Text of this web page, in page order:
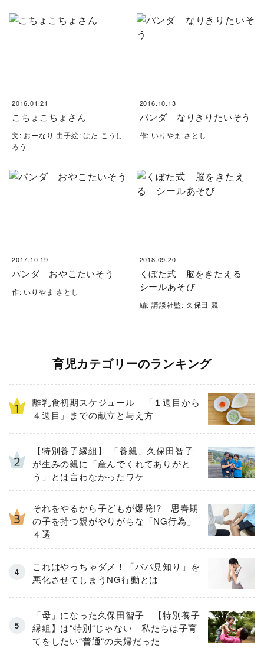
2016.01.21
こちょこちょさん
文: おーなり 由子絵: はた こうし
ろう
2016.10.13
パンダ なりきりたいそう
作: いりやま さとし
2017.10.19
パンダ おやこたいそう
作: いりやま さとし
2018.09.20
くぼた式 脳をきたえる
シールあそび
編: 講談社監: 久保田 競
育児カテゴリーのランキング
離乳食初期スケジュール 「１週目から
４週目」までの献立と与え方
【特別養子縁組】 「養親」久保田智子
が生みの親に「産んでくれてありがと
う」とは言わなかったワケ
それをやるから子どもが爆発!? 思春期
の子を持つ親がやりがちな「NG行為」
４選
これはやっちゃダメ！「パパ見知り」を
悪化させてしまうNG行動とは
「母」になった久保田智子 【特別養子
縁組】は“特別“じゃない 私たちは子育
てをしたい“普通“の夫婦だった